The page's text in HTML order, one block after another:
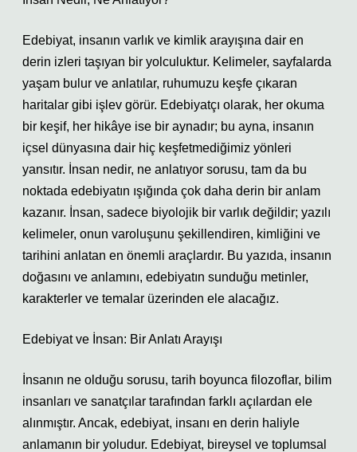
Edebiyat, insanın varlık ve kimlik arayışına dair en
derin izleri taşıyan bir yolculuktur. Kelimeler, sayfalarda
yaşam bulur ve anlatılar, ruhumuzu keşfe çıkaran
haritalar gibi işlev görür. Edebiyatçı olarak, her okuma
bir keşif, her hikâye ise bir aynadır; bu ayna, insanın
içsel dünyasına dair hiç keşfetmediğimiz yönleri
yansıtır. İnsan nedir, ne anlatıyor sorusu, tam da bu
noktada edebiyatın ışığında çok daha derin bir anlam
kazanır. İnsan, sadece biyolojik bir varlık değildir; yazılı
kelimeler, onun varoluşunu şekillendiren, kimliğini ve
tarihini anlatan en önemli araçlardır. Bu yazıda, insanın
doğasını ve anlamını, edebiyatın sunduğu metinler,
karakterler ve temalar üzerinden ele alacağız.
Edebiyat ve İnsan: Bir Anlatı Arayışı
İnsanın ne olduğu sorusu, tarih boyunca filozoflar, bilim
insanları ve sanatçılar tarafından farklı açılardan ele
alınmıştır. Ancak, edebiyat, insanı en derin haliyle
anlamanın bir yoludur. Edebiyat, bireysel ve toplumsal